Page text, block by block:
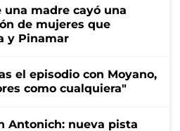
una madre cayó una
de mujeres que
y Pinamar
el episodio con Moyano,
como cualquiera"
Antonich: nueva pista